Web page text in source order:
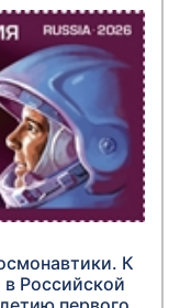
К
Российской